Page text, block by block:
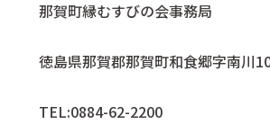
那賀町縁むすびの会事務局
徳島県那賀郡那賀町和食郷字南川
TEL:0884-62-2200